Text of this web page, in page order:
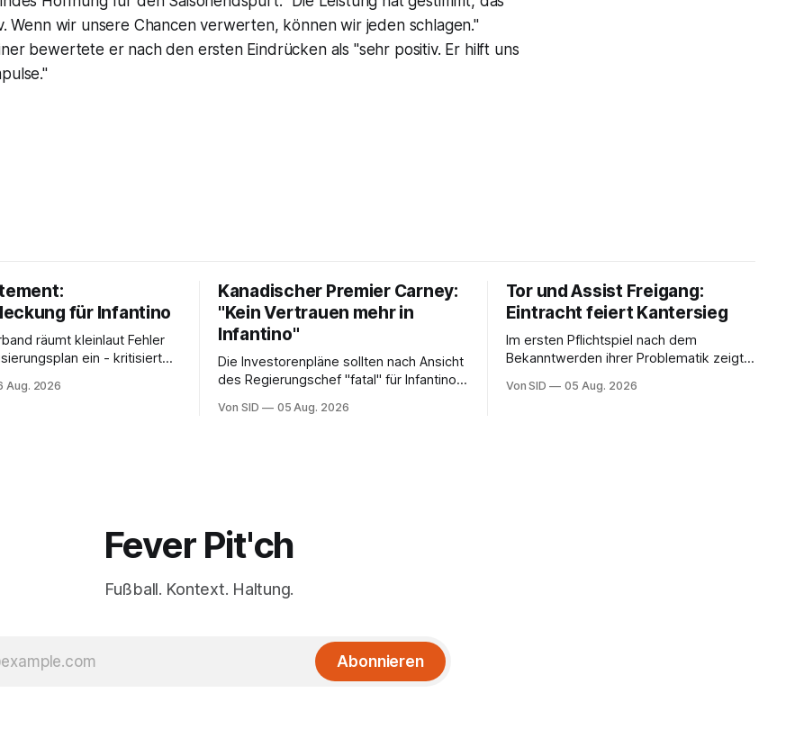
Wenn wir unsere Chancen verwerten, können wir jeden schlagen."
bewertete er nach den ersten Eindrücken als "sehr positiv. Er hilft uns
für Infantino
räumt kleinlaut Fehler
ein - kritisiert
Aug. 2026
Kanadischer Premier Carney:
"Kein Vertrauen mehr in
Infantino"
Die Investorenpläne sollten nach Ansicht
des Regierungschef "fatal" für Infantinos
Von SID 05 Aug. 2026
Tor und Assist Freigang:
Eintracht feiert Kantersieg
Im ersten Pflichtspiel nach dem
Bekanntwerden ihrer Problematik zeigt
Sieg eine starke Leistung.
Von SID 05 Aug. 2026
Fever Pit'ch
Fußball. Kontext. Haltung.
Abonnieren